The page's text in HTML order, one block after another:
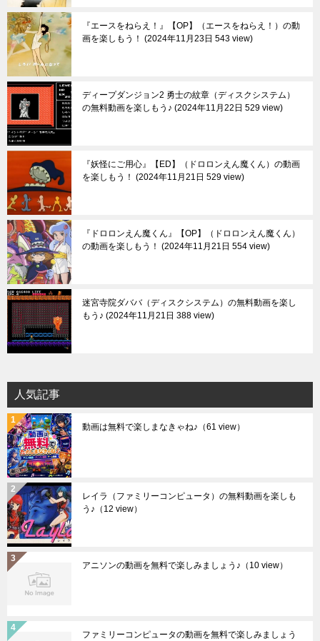
『エースをねらえ！』【OP】（エースをねらえ！）の動
画を楽しもう！
2024年11月23日 543 view
ディープダンジョン2 勇士の紋章（ディスクシステム）
の無料動画を楽しもう♪ 2024年11月22日 529 view
『妖怪にご用心』【ED】（ドロロンえん魔くん）の動画
を楽しもう！
2024年11月21日 529 view
『ドロロンえん魔くん』【OP】（ドロロンえん魔くん）
の動画を楽しもう！
2024年11月21日 554 view
迷宮寺院ダババ（ディスクシステム）の無料動画を楽し
もう♪ 2024年11月21日 388 view
人気記事
動画は無料で楽しまなきゃね♪ （61 view）
レイラ（ファミリーコンピュータ）の無料動画を楽しも
う♪ （12 view）
アニソンの動画を無料で楽しみましょう♪ （10 view）
ファミリーコンピュータの動画を無料で楽しみましょう